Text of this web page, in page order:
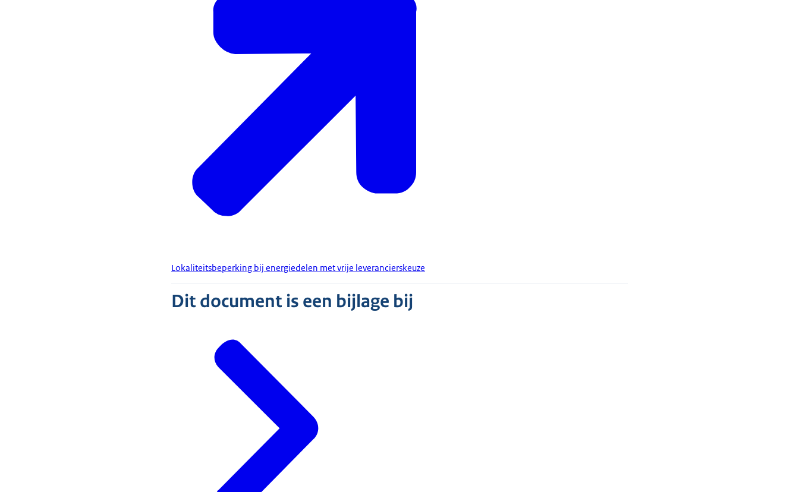
Lokaliteitsbeperking bij energiedelen met vrije leverancierskeuze
Dit document is een bijlage bij